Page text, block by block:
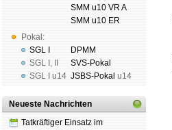
Pokal:
SGL I
SGL I ,
SGL I
u14
SMM u10 VR A
SMM u10 ER
DPMM
SVS-Pokal
JSBS-Pokal u14
Neueste Nachrichten
Tatkräftiger Einsatz im